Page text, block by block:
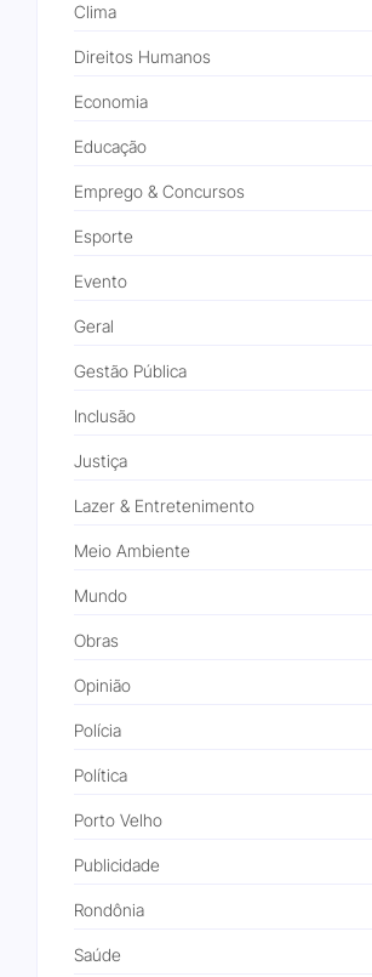
Clima
Direitos Humanos
Economia
Educação
Emprego & Concursos
Esporte
Evento
Geral
Gestão Pública
Inclusão
Justiça
Lazer & Entretenimento
Meio Ambiente
Mundo
Obras
Opinião
Polícia
Política
Porto Velho
Publicidade
Rondônia
Saúde